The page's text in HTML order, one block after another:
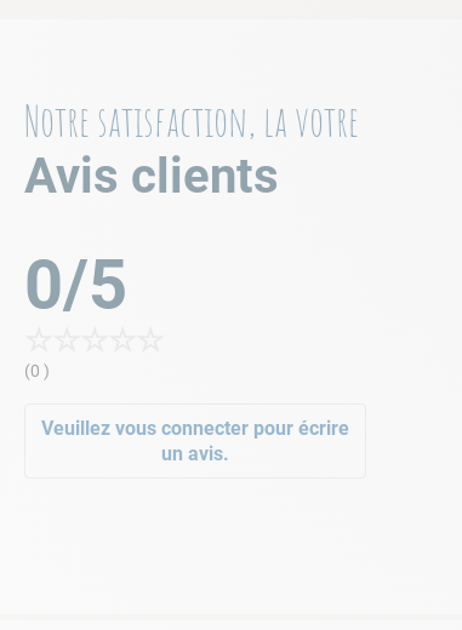
Notre satisfaction, la votre
Avis clients
0/5
(0 )
Veuillez vous connecter pour écrire
un avis.